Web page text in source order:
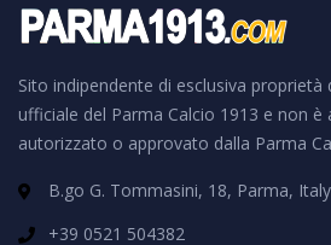
Sito indipendente di esclusiva proprietà
ufficiale del Parma Calcio 1913 e non
autorizzato o approvato dalla Parma
B.go G. Tommasini, 18, Parma, Italy
+39 0521 504382